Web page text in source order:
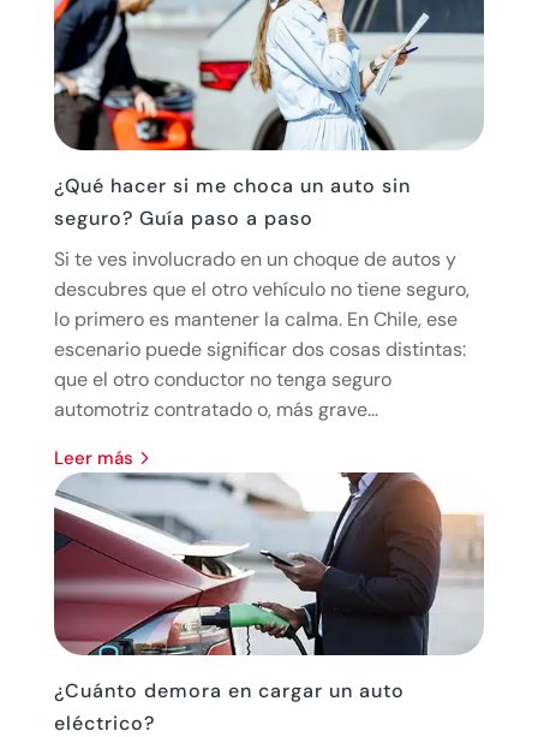
¿Qué hacer si me choca un auto sin
seguro? Guía paso a paso
Si te ves involucrado en un choque de autos y
descubres que el otro vehículo no tiene seguro,
lo primero es mantener la calma. En Chile, ese
escenario puede significar dos cosas distintas:
que el otro conductor no tenga seguro
automotriz contratado o, más grave...
leer más
¿Cuánto demora en cargar un auto
eléctrico?